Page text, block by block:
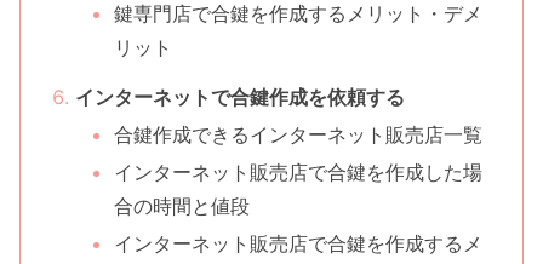
鍵専門店で合鍵を作成するメリット・デメ
リット
インターネットで合鍵作成を依頼する
合鍵作成できるインターネット販売店一覧
インターネット販売店で合鍵を作成した場
合の時間と値段
インターネット販売店で合鍵を作成するメ